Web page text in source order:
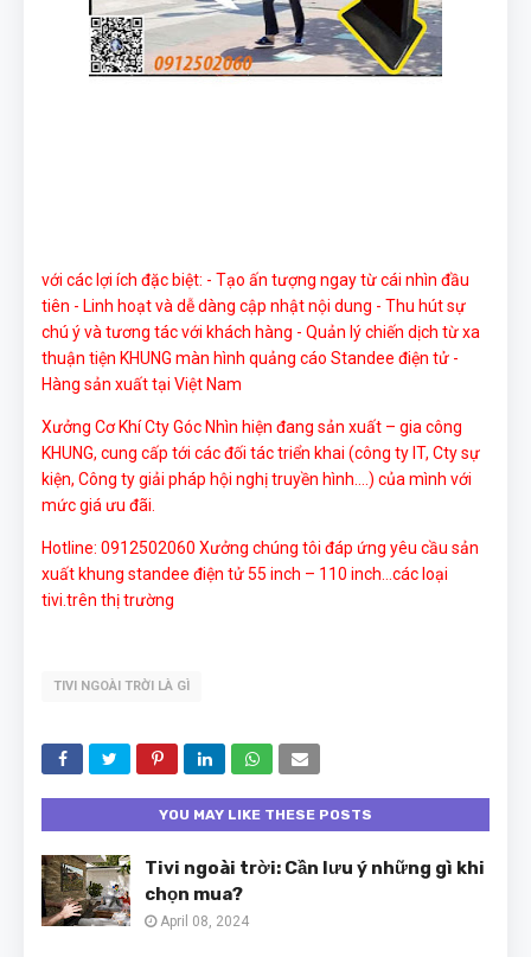
với các lợi ích đặc biệt: - Tạo ấn tượng ngay từ cái nhìn đầu
tiên - Linh hoạt và dễ dàng cập nhật nội dung - Thu hút sự
chú ý và tương tác với khách hàng - Quản lý chiến dịch từ xa
thuận tiện KHUNG màn hình quảng cáo Standee điện tử -
Hàng sản xuất tại Việt Nam
Xưởng Cơ Khí Cty Góc Nhìn hiện đang sản xuất – gia công
KHUNG, cung cấp tới các đối tác triển khai (công ty IT, Cty sự
kiện, Công ty giải pháp hội nghị truyền hình….) của mình với
mức giá ưu đãi.
Hotline: 0912502060 Xưởng chúng tôi đáp ứng yêu cầu sản
xuất khung standee điện tử 55 inch – 110 inch…các loại
tivi.trên thị trường
TIVI NGOÀI TRỜI LÀ GÌ
YOU MAY LIKE THESE POSTS
Tivi ngoài trời: Cần lưu ý những gì khi
chọn mua?
April 08, 2024